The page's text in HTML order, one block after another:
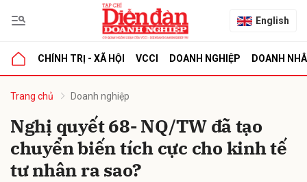
English
CHÍNH TRỊ - XÃ HỘI VCCI DOANH NGHIỆP DOANH
Trang chủ Doanh nghiệp
Nghị quyết 68- NQ/TW đã tạo
chuyển biến tích cực cho kinh tế
tư nhân ra sao?
luận